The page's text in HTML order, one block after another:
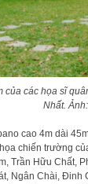
của các họa sĩ
Nhất.
cao 4m dài
chiến trường
Trần Hữu Chất,
Ngân Chài,